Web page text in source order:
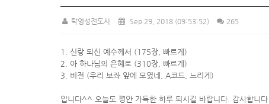
탁영성전도사 Sep 29, 2018 (09:53:52) 265
1. 신랑 되신 예수께서 (175장, 빠르게)
2. 아 하나님의 은혜로 (310장, 빠르게)
3. 비전 (우리 보좌 앞에 모였네, A코드, 느리게)
입니다^^ 오늘도 평안 가득한 하루 되시길 바랍니다. 감사합니다.